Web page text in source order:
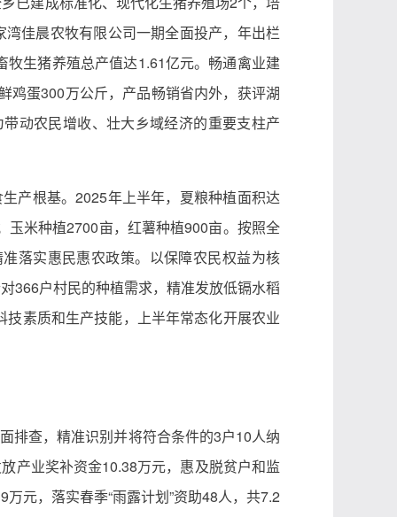
佳晨农牧有限公司一期全面投产，年出栏
生猪养殖总产值达1.61亿元。畅通禽业建
鸡蛋300万公斤，产品畅销省内外，获评湖
动农民增收、壮大乡域经济的重要支柱产
产根基。2025年上半年，夏粮种植面积达
玉米种植2700亩，红薯种植900亩。按照全
落实惠民惠农政策。以保障农民权益为核
366户村民的种植需求，精准发放低镉水稻
素质和生产技能，上半年常态化开展农业
排查，精准识别并将符合条件的3户10人纳
产业奖补资金10.38万元，惠及脱贫户和监
元，落实春季“雨露计划”资助48人，共7.2